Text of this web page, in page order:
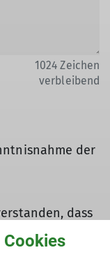
1024 Zeichen
verbleibend
der
dass
eingegebenen
zum Zweck